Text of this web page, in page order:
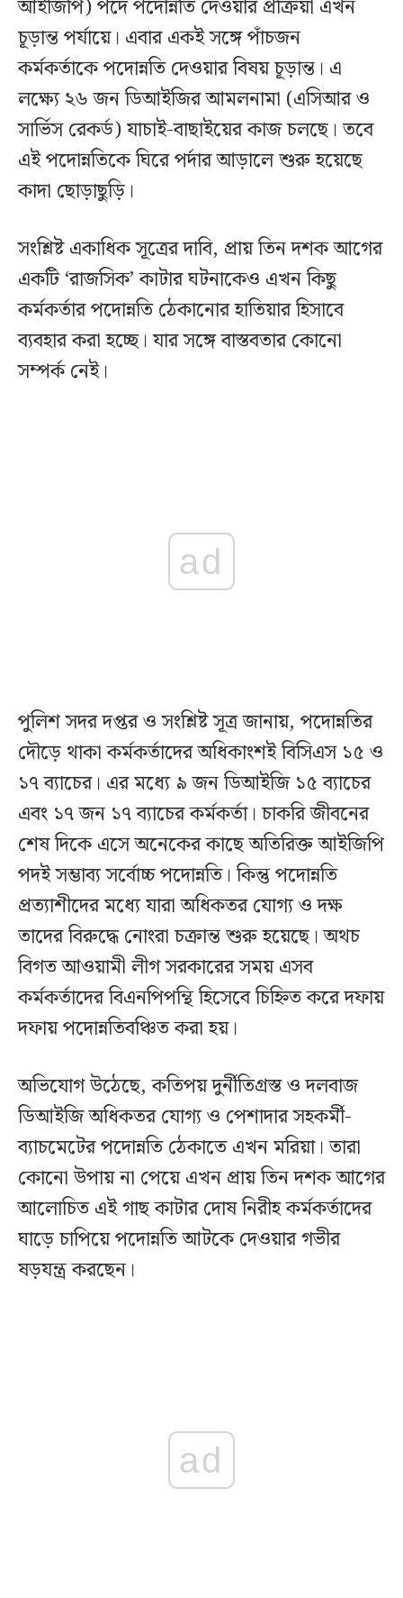
আইজিপি) পদে পদোন্নতি দেওয়ার প্রক্রিয়া এখন
চূড়ান্ত পর্যায়ে। এবার একই সঙ্গে পাঁচজন
কর্মকর্তাকে পদোন্নতি দেওয়ার বিষয় চূড়ান্ত। এ
লক্ষ্যে ২৬ জন ডিআইজির আমলনামা (এসিআর ও
সার্ভিস রেকর্ড) যাচাই-বাছাইয়ের কাজ চলছে। তবে
এই পদোন্নতিকে ঘিরে পর্দার আড়ালে শুরু হয়েছে
কাদা ছোড়াছুড়ি।
সংশ্লিষ্ট একাধিক সূত্রের দাবি, প্রায় তিন দশক আগের
একটি ‘রাজসিক’ কাটার ঘটনাকেও এখন কিছু
কর্মকর্তার পদোন্নতি ঠেকানোর হাতিয়ার হিসাবে
ব্যবহার করা হচ্ছে। যার সঙ্গে বাস্তবতার কোনো
সম্পর্ক নেই।
ad
পুলিশ সদর দপ্তর ও সংশ্লিষ্ট সূত্র জানায়, পদোন্নতির
দৌড়ে থাকা কর্মকর্তাদের অধিকাংশই বিসিএস ১৫ ও
১৭ ব্যাচের। এর মধ্যে ৯ জন ডিআইজি ১৫ ব্যাচের
এবং ১৭ জন ১৭ ব্যাচের কর্মকর্তা। চাকরি জীবনের
শেষ দিকে এসে অনেকের কাছে অতিরিক্ত আইজিপি
পদই সম্ভাব্য সর্বোচ্চ পদোন্নতি। কিন্তু পদোন্নতি
প্রত্যাশীদের মধ্যে যারা অধিকতর যোগ্য ও দক্ষ
তাদের বিরুদ্ধে নোংরা চক্রান্ত শুরু হয়েছে। অথচ
বিগত আওয়ামী লীগ সরকারের সময় এসব
কর্মকর্তাদের বিএনপিপন্থি হিসেবে চিহ্নিত করে দফায়
দফায় পদোন্নতিবঞ্চিত করা হয়।
অভিযোগ উঠেছে, কতিপয় দুর্নীতিগ্রস্ত ও দলবাজ
ডিআইজি অধিকতর যোগ্য ও পেশাদার সহকর্মী-
ব্যাচমেটের পদোন্নতি ঠেকাতে এখন মরিয়া। তারা
কোনো উপায় না পেয়ে এখন প্রায় তিন দশক আগের
আলোচিত এই গাছ কাটার দোষ নিরীহ কর্মকর্তাদের
ঘাড়ে চাপিয়ে পদোন্নতি আটকে দেওয়ার গভীর
ষড়যন্ত্র করছেন।
ad